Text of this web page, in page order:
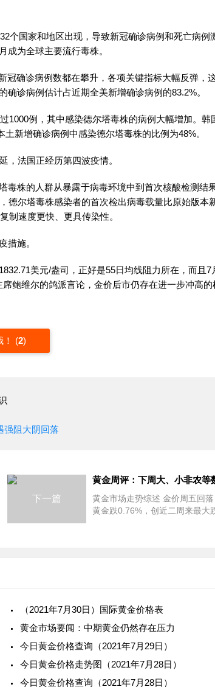
个国家和地区出现，导致新冠确诊病例和死亡病例
成为全球主要流行毒株。
冠确诊病例数都在攀升，各项关键指标大幅反弹，
诊病例估计占近期全美新增确诊病例的83.2%。
1000例，其中感染德尔塔毒株的病例大幅增加。韩
新增确诊病例中感染德尔塔毒株的比例为48%。
，法国正经历第四波疫情。
毒株的人群从暴露于病毒环境中到首次核酸检测结
德尔塔毒株感染者的首次检出病毒载量比原始版本
制速度更快、更具传染性。
措施。
美元/盎司，正好是55日均线阻力所在，而且7
鲍维尔的鸽派言论，金价后市仍存在进一步冲高的
(2)
强阻大阴回落
下一篇
黄金市场走势综述 金价周五回落，现货
黄金跌0.76%，创近二周来最大
（2021年7月30日）国际黄金价格表
黄金市场要闻：中期黄金仍然存在压力
今日黄金价格查询（2021年7月29日）
今日黄金价格走势图（2021年7月28日）
今日黄金价格查询（2021年7月28日）